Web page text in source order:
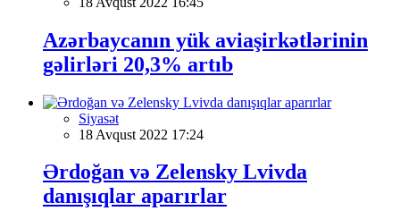
Azərbaycanın yük aviaşirkətlərinin
gəlirləri 20,3% artıb
Siyasət
18 Avqust 2022 17:24
Ərdoğan və Zelensky Lvivda
danışıqlar aparırlar